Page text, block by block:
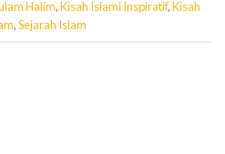
Halim,Kisah Islami Inspiratif,Kisah
,Sejarah Islam